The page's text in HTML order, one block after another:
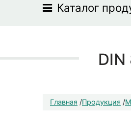
Каталог
Главная /Продукция /